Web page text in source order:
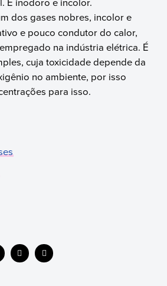
dos gases nobres, incolor e
e pouco condutor do calor,
na indústria elétrica. É
cuja toxicidade depende da
no ambiente, por isso
para isso.